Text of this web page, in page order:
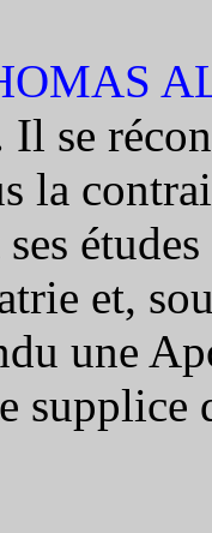
Il se
la
et,
une
supplice